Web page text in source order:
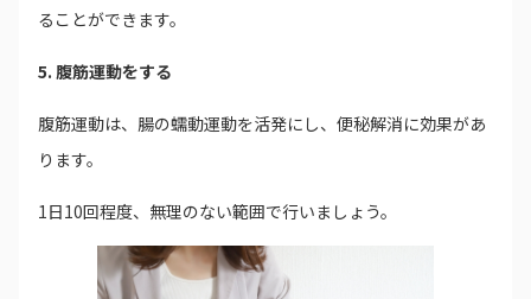
ることができます。
5. 腹筋運動をする
腹筋運動は、腸の蠕動運動を活発にし、便秘解消に効果があ
ります。
1日10回程度、無理のない範囲で行いましょう。